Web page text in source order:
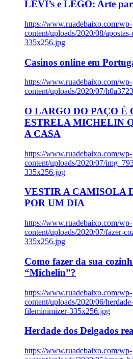
LEVI’s e LEGO: Arte
https://www.ruadebaixo.com/wp-
content/uploads/2020/08/
335x256.jpg
Casinos online em
https://www.ruadebaixo.com/wp-
content/uploads/2020/07/
O LARGO DO PAÇO É
ESTRELA MICHELIN
A CASA
https://www.ruadebaixo.com/wp-
content/uploads/2020/07/
335x256.jpg
VESTIR A CAMISOLA
POR UM DIA
https://www.ruadebaixo.com/wp-
content/uploads/2020/07/fazer-
335x256.jpg
Como fazer da sua
“Michelin”?
https://www.ruadebaixo.com/wp-
content/uploads/2020/06/
fileminimizer-335x256.jpg
Herdade dos Delgados
https://www.ruadebaixo.com/wp-